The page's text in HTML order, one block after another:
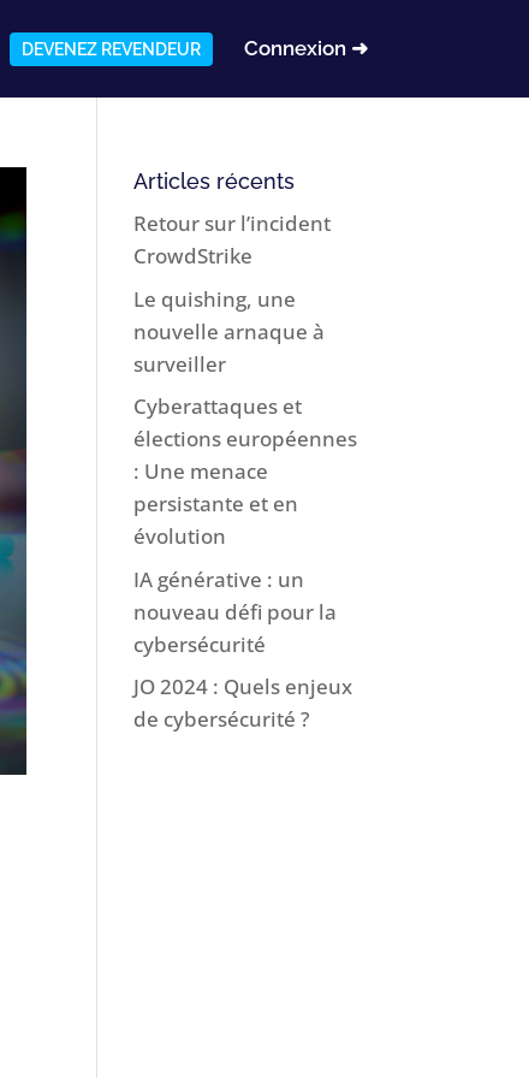
DEVENEZ REVENDEUR Connexion ➜
Articles récents
Retour sur l’incident
CrowdStrike
Le quishing, une
nouvelle arnaque à
surveiller
Cyberattaques et
élections européennes
: Une menace
persistante et en
évolution
IA générative : un
nouveau défi pour la
cybersécurité
JO 2024 : Quels enjeux
de cybersécurité ?